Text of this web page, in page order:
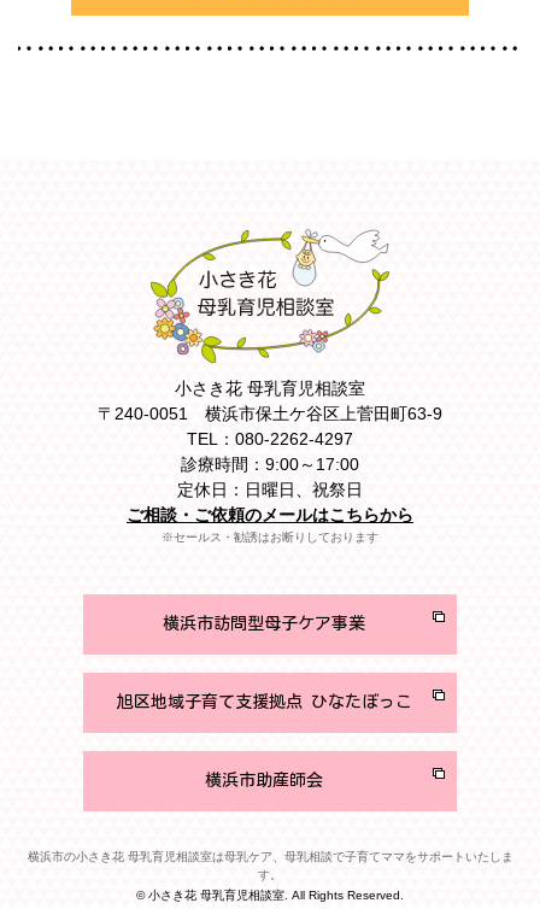
小さき花 母乳育児相談室
〒240-0051 横浜市保土ケ谷区上菅田町63-9
TEL：080-2262-4297
診療時間：9:00～17:00
定休日：日曜日、祝祭日
ご相談・ご依頼のメールはこちらから
※セールス・勧誘はお断りしております
横浜市訪問型母子ケア事業
旭区地域子育て支援拠点 ひなたぼっこ
横浜市助産師会
横浜市の小さき花 母乳育児相談室は母乳ケア、母乳相談で子育てママをサポートいたしま
す。
© 小さき花 母乳育児相談室. All Rights Reserved.